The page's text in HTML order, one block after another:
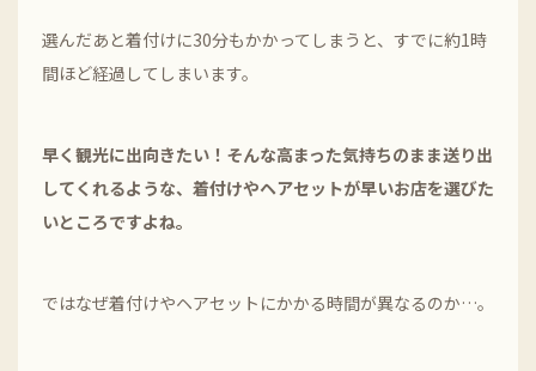
選んだあと着付けに30分もかかってしまうと、すでに約1時
間ほど経過してしまいます。
早く観光に出向きたい！そんな高まった気持ちのまま送り出
してくれるような、着付けやヘアセットが早いお店を選びた
いところですよね。
ではなぜ着付けやヘアセットにかかる時間が異なるのか…。